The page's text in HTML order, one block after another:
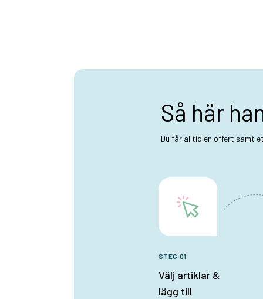
Så här
Du får alltid en offert samt
STEG 01
Välj artiklar &
lägg till